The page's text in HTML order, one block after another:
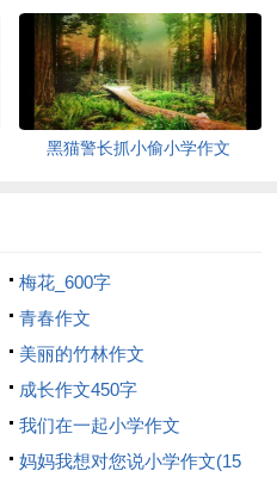
黑猫警长抓小偷小学作文
梅花_600字
青春作文
美丽的竹林作文
成长作文450字
我们在一起小学作文
妈妈我想对您说小学作文(15